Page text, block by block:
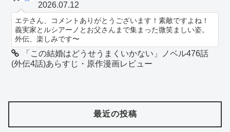
2026.07.12
エテさん、コメントありがとうございます！素敵ですよね！
義実家とルシアーノとお父さんまで集まった微笑ましい姿。
外伝、楽しみです〜
「この結婚はどうせうまくいかない」ノベル476話
(外伝4話)あらすじ・原作漫画レビュー
最近の投稿